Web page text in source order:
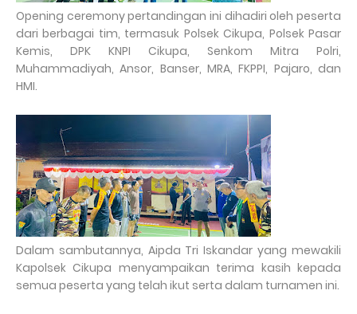
Opening ceremony pertandingan ini dihadiri oleh peserta
dari berbagai tim, termasuk Polsek Cikupa, Polsek Pasar
Kemis, DPK KNPI Cikupa, Senkom Mitra Polri,
Muhammadiyah, Ansor, Banser, MRA, FKPPI, Pajaro, dan
HMI.
Dalam sambutannya, Aipda Tri Iskandar yang mewakili
Kapolsek Cikupa menyampaikan terima kasih kepada
semua peserta yang telah ikut serta dalam turnamen ini.